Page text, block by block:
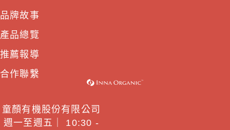
品牌故事
產品總覽
推薦報導
合作聯繫
童顏有機股份有限公司
週一至週五｜ 10:30 -